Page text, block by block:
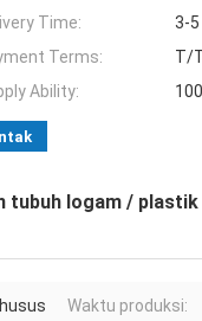
Time:
3-
Terms:
T/
Ability:
tubuh logam /
Waktu produksi: